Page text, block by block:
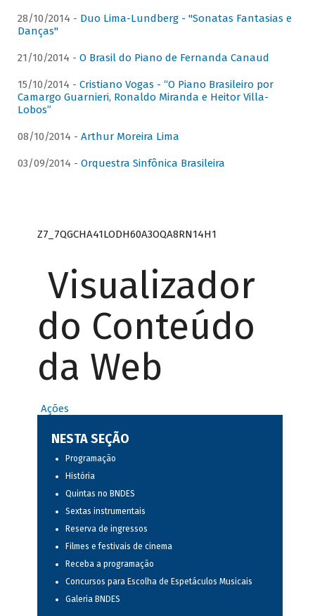
28/10/2014 - Duo Lima-Lundberg - "Sonatas Fantasias e
Danças"
21/10/2014 - O Brasil do Piano de Fernanda Canaud
15/10/2014 - Cristiano Vogas - “O Piano Brasileiro por
Camargo Guarnieri, Ronaldo Miranda e Heitor Villa-
Lobos”
08/10/2014 - Arthur Moreira Lima
03/09/2014 - Orquestra Sinfônica Brasileira
Z7_7QGCHA41LODH60A3OQA8RN14H1
Visualizador
do Conteúdo
da Web
Ações
NESTA SEÇÃO
Programação
História
Quintas no BNDES
Sextas instrumentais
Reserva de ingressos
Filmes e festivais de cinema
Receba a programação
Concursos para Escolha de Espetáculos Musicais
Galeria BNDES